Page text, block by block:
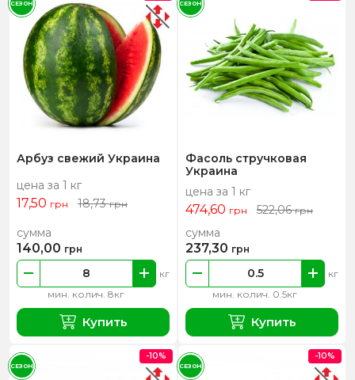
Арбуз свежий Украина
цена за 1 кг
17,50 грн 18,73грн
мин. колич. 8кг
кг
сумма
140,00 грн
Купить
СЕЗОН
Фасоль стручковая
Украина
цена за 1 кг
474,60 грн 522,06грн
мин. колич. 0.5кг
кг
сумма
237,30 грн
Купить
СЕЗОН
-10%
СЕЗОН
-10%
СЕЗОН